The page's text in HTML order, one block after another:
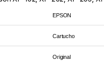
EPSON
Cartucho
Original